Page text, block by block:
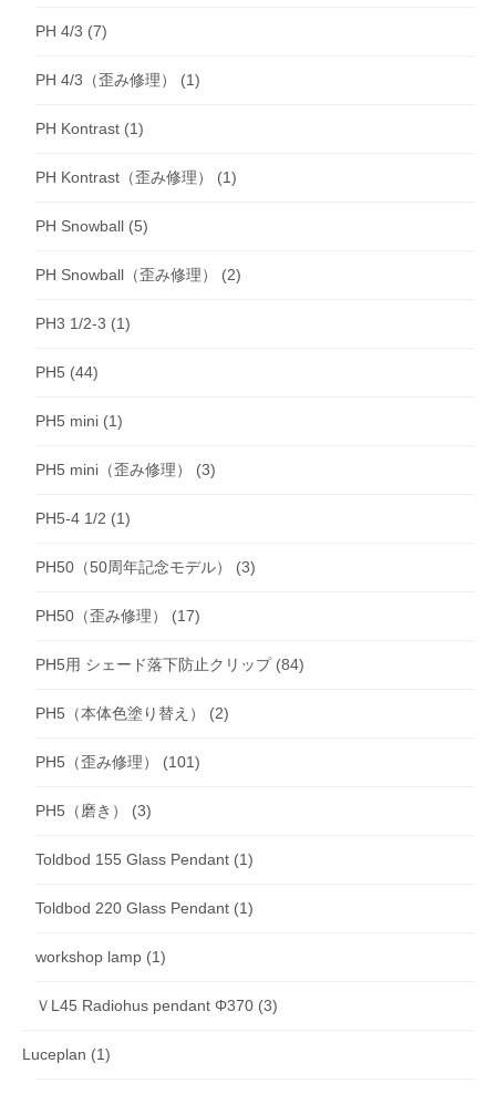
PH 4/3 (7)
PH 4/3（歪み修理） (1)
PH Kontrast (1)
PH Kontrast（歪み修理） (1)
PH Snowball (5)
PH Snowball（歪み修理） (2)
PH3 1/2-3 (1)
PH5 (44)
PH5 mini (1)
PH5 mini（歪み修理） (3)
PH5-4 1/2 (1)
PH50（50周年記念モデル） (3)
PH50（歪み修理） (17)
PH5用 シェード落下防止クリップ(84)
PH5（本体色塗り替え） (2)
PH5（歪み修理） (101)
PH5（磨き） (3)
Toldbod 155 Glass Pendant (1)
Toldbod 220 Glass Pendant (1)
workshop lamp (1)
ＶL45 Radiohus pendant Φ370 (3)
Luceplan (1)